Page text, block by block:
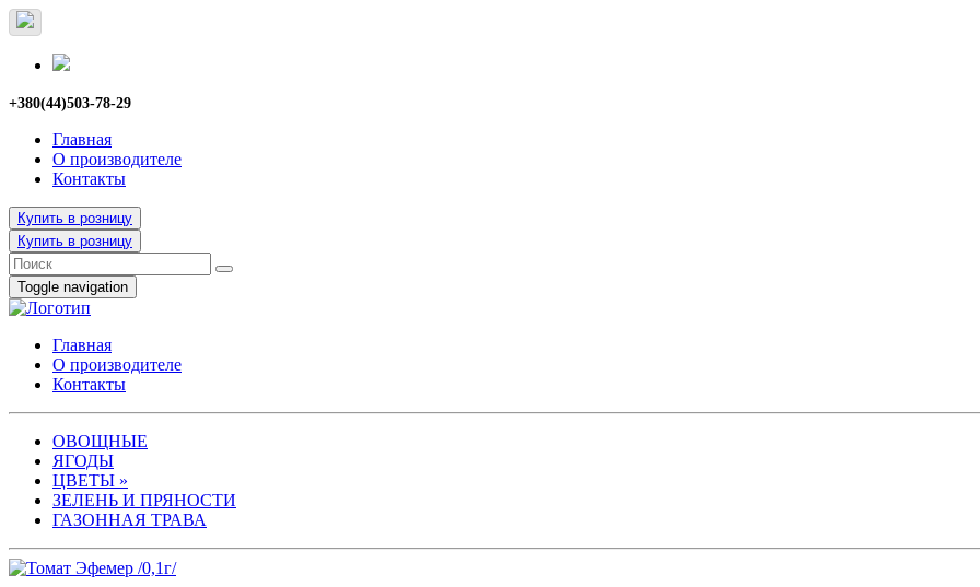
+380(44)503-78-29
Главная
О производителе
Контакты
Купить в розницу
Купить в розницу
Toggle navigation
Главная
О производителе
Контакты
ОВОЩНЫЕ
ЯГОДЫ
ЦВЕТЫ »
ЗЕЛЕНЬ И ПРЯНОСТИ
ГАЗОННАЯ ТРАВА